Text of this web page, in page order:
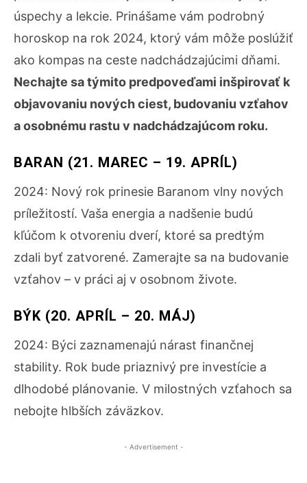
úspechy a lekcie. Prinášame vám podrobný
horoskop na rok 2024, ktorý vám môže poslúžiť
ako kompas na ceste nadchádzajúcimi dňami.
Nechajte sa týmito predpoveďami inšpirovať k
objavovaniu nových ciest, budovaniu vzťahov
a osobnému rastu v nadchádzajúcom roku.
BARAN (21. MAREC – 19. APRÍL)
2024: Nový rok prinesie Baranom vlny nových
príležitostí. Vaša energia a nadšenie budú
kľúčom k otvoreniu dverí, ktoré sa predtým
zdali byť zatvorené. Zamerajte sa na budovanie
vzťahov – v práci aj v osobnom živote.
BÝK (20. APRÍL – 20. MÁJ)
2024: Býci zaznamenajú nárast finančnej
stability. Rok bude priaznivý pre investície a
dlhodobé plánovanie. V milostných vzťahoch sa
nebojte hlbších záväzkov.
- Advertisement -